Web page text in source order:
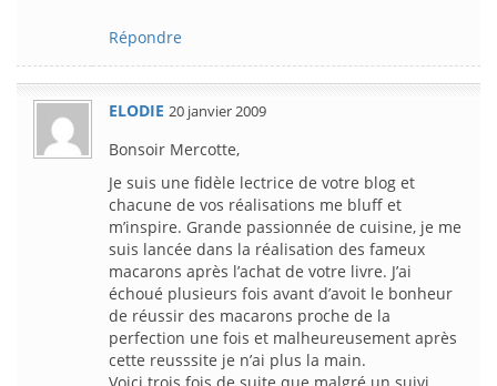
Répondre
ELODIE 20 janvier 2009
Bonsoir Mercotte,
Je suis une fidèle lectrice de votre blog et
chacune de vos réalisations me bluff et
m’inspire. Grande passionnée de cuisine, je me
suis lancée dans la réalisation des fameux
macarons après l’achat de votre livre. J’ai
échoué plusieurs fois avant d’avoit le bonheur
de réussir des macarons proche de la
perfection une fois et malheureusement après
cette reusssite je n’ai plus la main.